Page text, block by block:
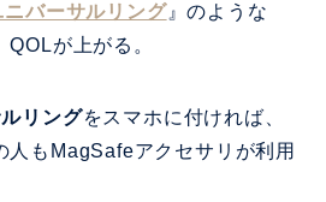
バーサルリング』のような
が上がる。
リングをスマホに付ければ、
人も MagSafeアクセサリが利用